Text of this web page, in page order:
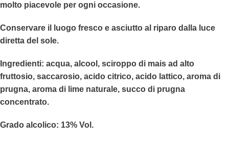
molto piacevole per ogni occasione.
Conservare il luogo fresco e asciutto al riparo dalla luce
diretta del sole.
Ingredienti: acqua, alcool, sciroppo di mais ad alto
fruttosio, saccarosio, acido citrico, acido lattico, aroma di
prugna, aroma di lime naturale, succo di prugna
concentrato.
Grado alcolico: 13% Vol.